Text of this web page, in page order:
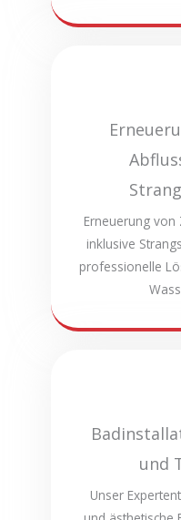
Erneuerung
inklusive
professionelle
und
Unser